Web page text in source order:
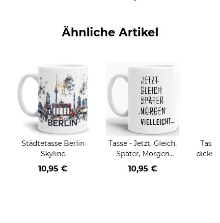
Ähnliche Artikel
Städtetasse Berlin
Skyline
10,95 €
Tasse - Jetzt, Gleich,
Später, Morgen
Vielleicht
10,95 €